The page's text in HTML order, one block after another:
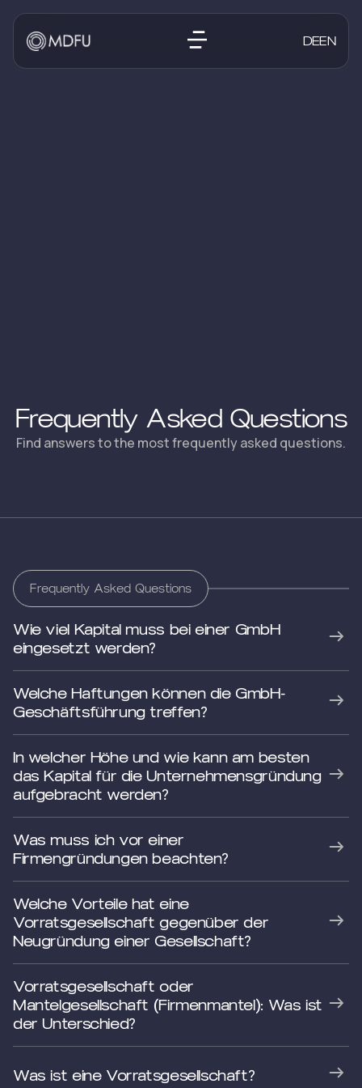
DEEN
Frequently Asked Questions
Find answers to the most frequently asked questions.
Frequently Asked Questions
Wie viel Kapital muss bei einer GmbH
eingesetzt werden?
Welche Haftungen können die GmbH-
Geschäftsführung treffen?
In welcher Höhe und wie kann am besten
das Kapital für die Unternehmensgründung
aufgebracht werden?
Was muss ich vor einer
Firmengründungen beachten?
Welche Vorteile hat eine
Vorratsgesellschaft gegenüber der
Neugründung einer Gesellschaft?
Vorratsgesellschaft oder
Mantelgesellschaft (Firmenmantel): Was ist
der Unterschied?
Was ist eine Vorratsgesellschaft?